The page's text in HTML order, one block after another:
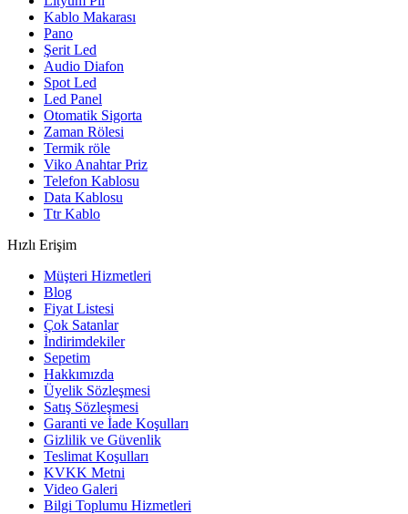
Kablo Makarası
Pano
Şerit Led
Audio Diafon
Spot Led
Led Panel
Otomatik Sigorta
Zaman Rölesi
Termik röle
Viko Anahtar Priz
Telefon Kablosu
Data Kablosu
Ttr Kablo
Hızlı Erişim
Müşteri Hizmetleri
Blog
Fiyat Listesi
Çok Satanlar
İndirimdekiler
Sepetim
Hakkımızda
Üyelik Sözleşmesi
Satış Sözleşmesi
Garanti ve İade Koşulları
Gizlilik ve Güvenlik
Teslimat Koşulları
KVKK Metni
Video Galeri
Bilgi Toplumu Hizmetleri